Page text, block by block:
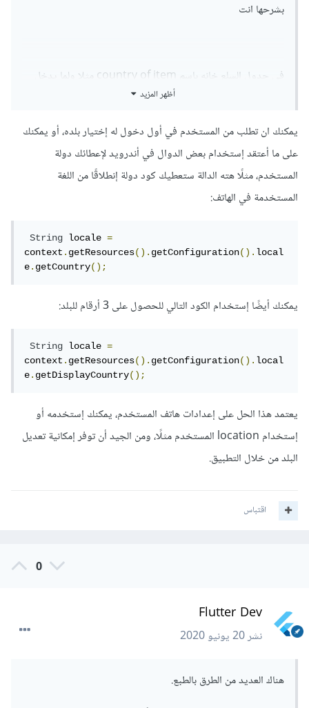
بشرحها انت
في جدول السلع خانه باسم country of item مثلا ولما يدخل
المستخدم لتطبيق لزم يختار هو من اي بلد وعلى اختياره رح
يعرض له التطبيق السلع الي تم تخزينها مسبقا في دولته
المستخدم عمل تسجيل عضويه من خلال صفحة التسجيل رح
احفظ بيانات الدوله وكلما فتح ب حسابه رح استخدم Shared
Preferences لجلب الدوله وعرض المواضيع او السلع
واذا لم يعمل عضويه افترض ان الفكره ايضا ممكنه من خلال
ولكن بنسبه ل عرض صفحة اختيار الدول او صفحه مخصصه
للمستخدم في اول دخول له لتطبيق كيف يمكن عمل ذلك؟
أظهر المزيد
يمكنك ان تطلب من المستخدم في أول دخول له إختيار بلده، أو يمكنك
على ما أعتقد إستخدام بعض الدوال في أندرويد لإعطائك دولة
المستخدم، مثلًا هته الدالة ستعطيك كود دولة إنطلاقًا من اللغة
المستخدمة في الهاتف:
String locale =
context.getResources().getConfiguration().local
e.getCountry();
يمكنك أيضًا إستخدام الكود التالي للحصول على 3 أرقام للبلد:
String locale =
context.getResources().getConfiguration().local
e.getDisplayCountry();
يعتمد هذا الحل على إعدادات هاتف المستخدم، يمكنك إستخدمه أو
إستخدام location المستخدم مثلًا، ومن الجيد أن توفر إمكانية تعديل
البلد من خلال التطبيق.
اقتباس
0
Flutter Dev
نشر20 يونيو 2020
هناك العديد من الطرق بالطبع.